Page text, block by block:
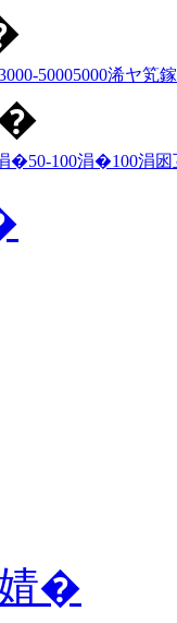
50005000浠ヤ笂
�
�50-100涓�100涓
婧�